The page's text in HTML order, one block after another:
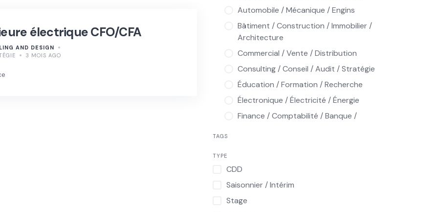
électrique CFO/CFA
AND DESIGN
3 MOIS AGO
Automobile / Mécanique / Engins
Bâtiment / Construction / Immobilier /
Architecture
Commercial / Vente / Distribution
Consulting / Conseil / Audit / Stratégie
Éducation / Formation / Recherche
Électronique / Électricité / Énergie
Finance / Comptabilité / Banque /
Informatique / Multimédia / Télécoms
Ingénierie / Industrie / Production /
Qualité / Maintenance
TAGS
TYPE
CDD
Saisonnier / Intérim
Stage